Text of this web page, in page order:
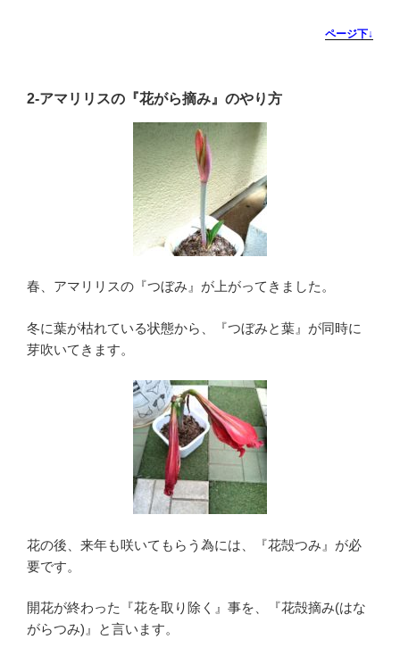
ページ下↓
2-アマリリスの『花がら摘み』のやり方
春、アマリリスの『つぼみ』が上がってきました。
冬に葉が枯れている状態から、『つぼみと葉』が同時に
芽吹いてきます。
花の後、来年も咲いてもらう為には、『花殻つみ』が必
要です。
開花が終わった『花を取り除く』事を、『花殻摘み(はな
がらつみ)』と言います。